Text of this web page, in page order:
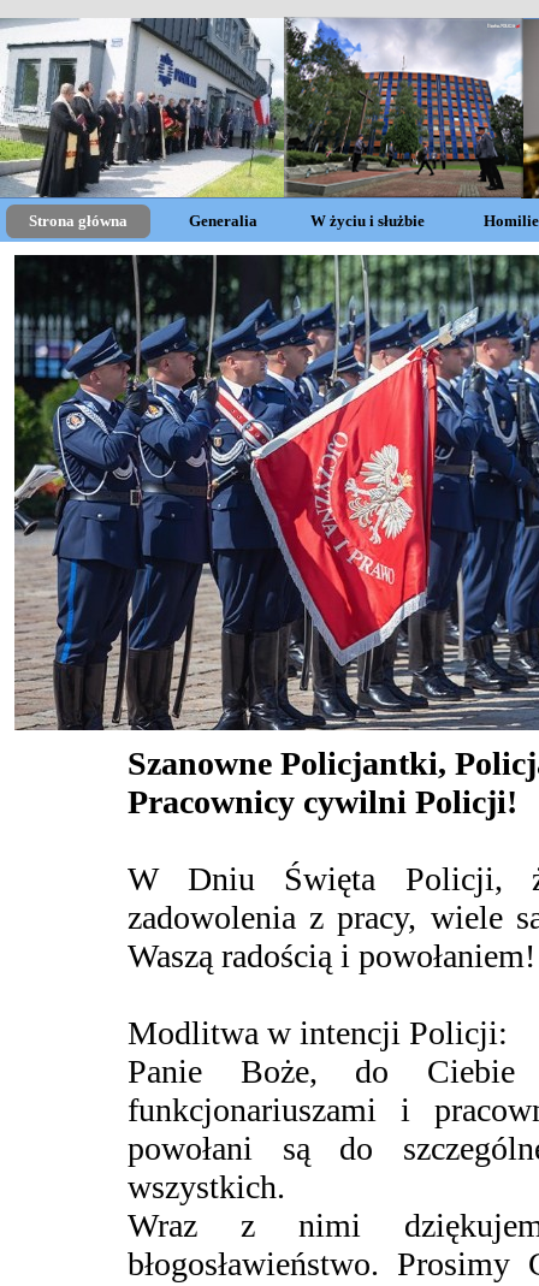
Strona główna Generalia W życiu i służbie Homilie
Szanowne Policjantki,
Pracownicy cywilni Policji!
W Dniu Święta Policji,
zadowolenia z pracy, wiele
Waszą radością i
Modlitwa w intencji Policji:
Panie Boże, do Ciebie
funkcjonariuszami i
powołani są do
wszystkich.
Wraz z nimi
błogosławieństwo.